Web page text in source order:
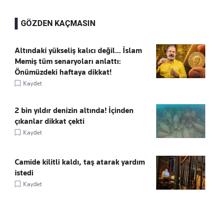
GÖZDEN KAÇMASIN
Altındaki yükseliş kalıcı değil... İslam
Memiş tüm senaryoları anlattı:
Önümüzdeki haftaya dikkat!
Kaydet
2 bin yıldır denizin altında! İçinden
çıkanlar dikkat çekti
Kaydet
Camide kilitli kaldı, taş atarak yardım
istedi
Kaydet